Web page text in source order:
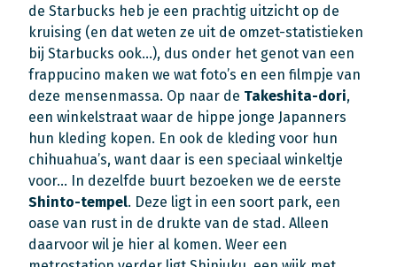
de Starbucks heb je een prachtig uitzicht op de
kruising (en dat weten ze uit de omzet-statistieken
bij Starbucks ook…), dus onder het genot van een
frappucino maken we wat foto’s en een filmpje van
deze mensenmassa. Op naar de Takeshita-dori,
een winkelstraat waar de hippe jonge Japanners
hun kleding kopen. En ook de kleding voor hun
chihuahua’s, want daar is een speciaal winkeltje
voor… In dezelfde buurt bezoeken we de eerste
Shinto-tempel. Deze ligt in een soort park, een
oase van rust in de drukte van de stad. Alleen
daarvoor wil je hier al komen. Weer een